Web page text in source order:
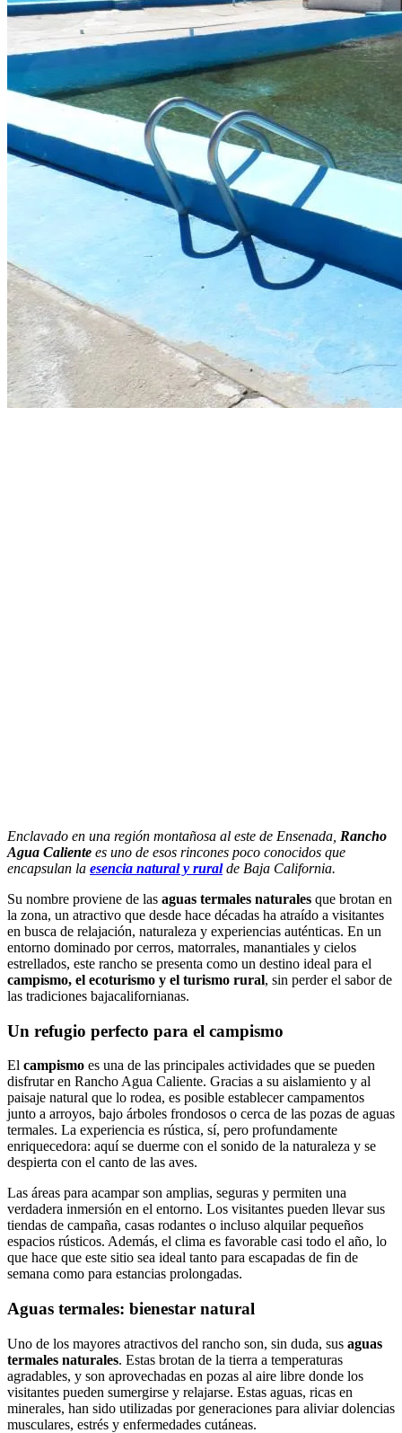
Enclavado en una región montañosa al este de Ensenada, Rancho
Agua Caliente es uno de esos rincones poco conocidos que
encapsulan la esencia natural y ruralde Baja California.
Su nombre proviene de las aguas termales naturales que brotan en
la zona, un atractivo que desde hace décadas ha atraído a visitantes
en busca de relajación, naturaleza y experiencias auténticas. En un
entorno dominado por cerros, matorrales, manantiales y cielos
estrellados, este rancho se presenta como un destino ideal para el
campismo, el ecoturismo y el turismo rural, sin perder el sabor de
las tradiciones bajacalifornianas.
Un refugio perfecto para el campismo
El campismo es una de las principales actividades que se pueden
disfrutar en Rancho Agua Caliente. Gracias a su aislamiento y al
paisaje natural que lo rodea, es posible establecer campamentos
junto a arroyos, bajo árboles frondosos o cerca de las pozas de aguas
termales. La experiencia es rústica, sí, pero profundamente
enriquecedora: aquí se duerme con el sonido de la naturaleza y se
despierta con el canto de las aves.
Las áreas para acampar son amplias, seguras y permiten una
verdadera inmersión en el entorno. Los visitantes pueden llevar sus
tiendas de campaña, casas rodantes o incluso alquilar pequeños
espacios rústicos. Además, el clima es favorable casi todo el año, lo
que hace que este sitio sea ideal tanto para escapadas de fin de
semana como para estancias prolongadas.
Aguas termales: bienestar natural
Uno de los mayores atractivos del rancho son, sin duda, sus aguas
termales naturales. Estas brotan de la tierra a temperaturas
agradables, y son aprovechadas en pozas al aire libre donde los
visitantes pueden sumergirse y relajarse. Estas aguas, ricas en
minerales, han sido utilizadas por generaciones para aliviar dolencias
musculares, estrés y enfermedades cutáneas.